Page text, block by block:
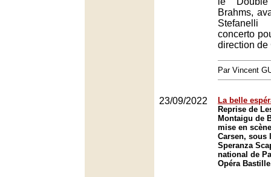
Brahms,
concerto
direction de
Par Vincent
23/09/2022
La belle
Reprise de
Montaigu de
mise en
Carsen, sous
Speranza
national de
Opéra